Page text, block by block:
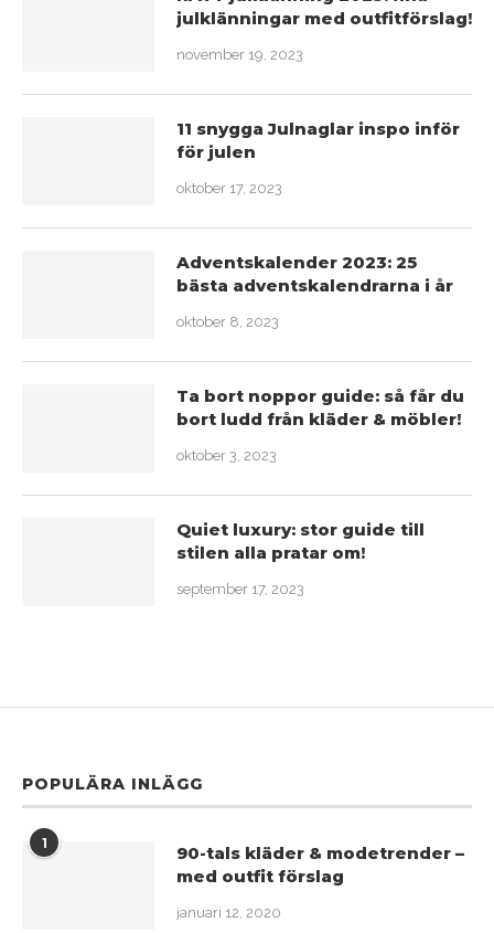
julklänningar med outfitförslag!
november 19, 2023
11 snygga Julnaglar inspo inför
för julen
oktober 17, 2023
Adventskalender 2023: 25
bästa adventskalendrarna i år
oktober 8, 2023
Ta bort noppor guide: så får du
bort ludd från kläder & möbler!
oktober 3, 2023
Quiet luxury: stor guide till
stilen alla pratar om!
september 17, 2023
POPULÄRA INLÄGG
1
90-tals kläder & modetrender –
med outfit förslag
januari 12, 2020